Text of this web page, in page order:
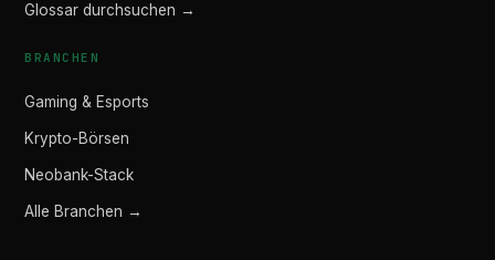
Glossar durchsuchen →
BRANCHEN
Gaming & Esports
Krypto-Börsen
Neobank-Stack
Alle Branchen →